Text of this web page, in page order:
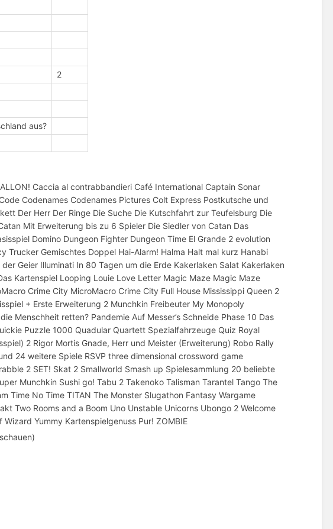
2
aus?
Caccia al contrabbandieri Café International Captain Sonar
Codenames Codenames Pictures Colt Express Postkutsche und
Der Herr Der Ringe Die Suche Die Kutschfahrt zur Teufelsburg Die
Mit Erweiterung bis zu 6 Spieler Die Siedler von Catan Das
Domino Dungeon Fighter Dungeon Time El Grande 2 evolution
Trucker Gemischtes Doppel Hai-Alarm! Halma Halt mal kurz Hanabi
Geier Illuminati In 80 Tagen um die Erde Kakerlaken Salat Kakerlaken
Kartenspiel Looping Louie Love Letter Magic Maze Magic Maze
Crime City MicroMacro Crime City Full House Mississippi Queen 2
+ Erste Erweiterung 2 Munchkin Freibeuter My Monopoly
Menschheit retten? Pandemie Auf Messer’s Schneide Phase 10 Das
Puzzle 1000 Quadular Quartett Spezialfahrzeuge Quiz Royal
2 Rigor Mortis Gnade, Herr und Meister (Erweiterung) Robo Rally
24 weitere Spiele RSVP three dimensional crossword game
2 SET! Skat 2 Smallworld Smash up Spielesammlung 20 beliebte
Munchkin Sushi go! Tabu 2 Takenoko Talisman Tarantel Tango The
Time No Time TITAN The Monster Slugathon Fantasy Wargame
Two Rooms and a Boom Uno Unstable Unicorns Ubongo 2 Welcome
Yummy Kartenspielgenuss Pur! ZOMBIE